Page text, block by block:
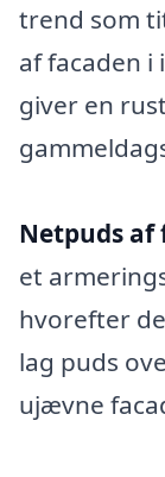
trend som
af facaden
giver en
Netpuds af
et
hvorefter
lag puds
ujævne